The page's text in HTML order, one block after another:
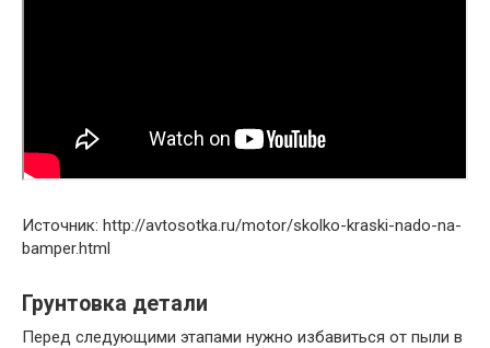
Источник: http://avtosotka.ru/motor/skolko-kraski-nado-na-
bamper.html
Грунтовка детали
Перед следующими этапами нужно избавиться от пыли в